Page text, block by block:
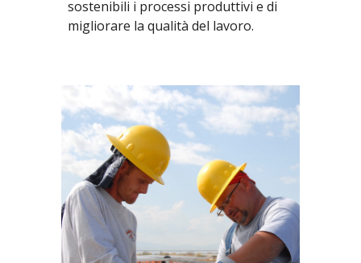
sostenibili i processi produttivi e di
migliorare la qualità del lavoro.